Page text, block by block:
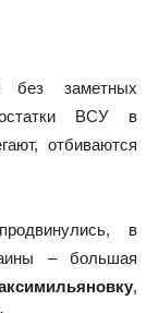
без заметных
ВСУ в
отбиваются
в
– большая
,